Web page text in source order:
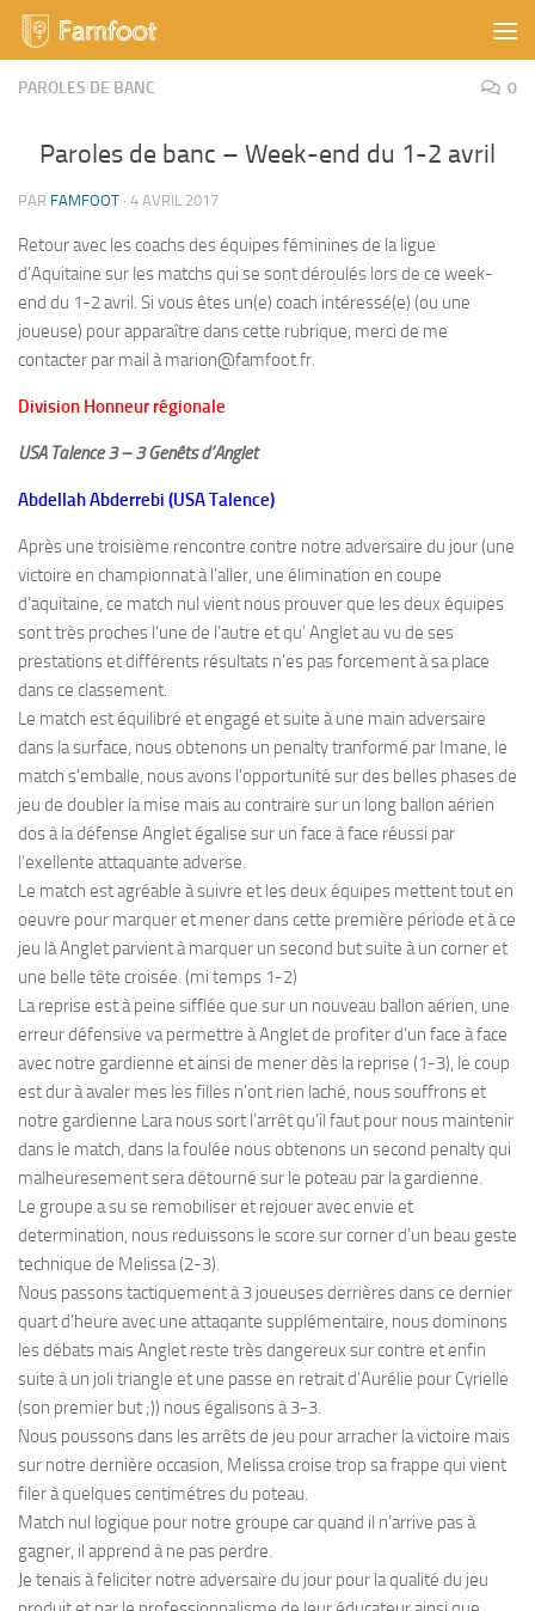
Skip to content
PAROLES DE BANC 0
Paroles de banc – Week-end du 1-2 avril
PAR FAMFOOT · 4 AVRIL 2017
Retour avec les coachs des équipes féminines de la ligue
d’Aquitaine sur les matchs qui se sont déroulés lors de ce week-
end du 1-2 avril. Si vous êtes un(e) coach intéressé(e) (ou une
joueuse) pour apparaître dans cette rubrique, merci de me
contacter par mail à marion@famfoot.fr.
Division Honneur régionale
USA Talence 3 – 3 Genêts d’Anglet
Abdellah Abderrebi (USA Talence)
Après une troisième rencontre contre notre adversaire du jour (une
victoire en championnat à l’aller, une élimination en coupe
d’aquitaine, ce match nul vient nous prouver que les deux équipes
sont très proches l’une de l’autre et qu’ Anglet au vu de ses
prestations et différents résultats n’es pas forcement à sa place
dans ce classement.
Le match est équilibré et engagé et suite à une main adversaire
dans la surface, nous obtenons un penalty tranformé par Imane, le
match s’emballe, nous avons l’opportunité sur des belles phases de
jeu de doubler la mise mais au contraire sur un long ballon aérien
dos à la défense Anglet égalise sur un face à face réussi par
l’exellente attaquante adverse.
Le match est agréable à suivre et les deux équipes mettent tout en
oeuvre pour marquer et mener dans cette première période et à ce
jeu là Anglet parvient à marquer un second but suite à un corner et
une belle tête croisée. (mi temps 1-2)
La reprise est à peine sifflée que sur un nouveau ballon aérien, une
erreur défensive va permettre à Anglet de profiter d’un face à face
avec notre gardienne et ainsi de mener dès la reprise (1-3), le coup
est dur à avaler mes les filles n’ont rien laché, nous souffrons et
notre gardienne Lara nous sort l’arrêt qu’il faut pour nous maintenir
dans le match, dans la foulée nous obtenons un second penalty qui
malheuresement sera détourné sur le poteau par la gardienne.
Le groupe a su se remobiliser et rejouer avec envie et
determination, nous reduissons le score sur corner d’un beau geste
technique de Melissa (2-3).
Nous passons tactiquement à 3 joueuses derrières dans ce dernier
quart d’heure avec une attaqante supplémentaire, nous dominons
les débats mais Anglet reste très dangereux sur contre et enfin
suite à un joli triangle et une passe en retrait d’Aurélie pour Cyrielle
(son premier but ;)) nous égalisons à 3-3.
Nous poussons dans les arrêts de jeu pour arracher la victoire mais
sur notre dernière occasion, Melissa croise trop sa frappe qui vient
filer à quelques centimétres du poteau.
Match nul logique pour notre groupe car quand il n’arrive pas à
gagner, il apprend à ne pas perdre.
Je tenais à feliciter notre adversaire du jour pour la qualité du jeu